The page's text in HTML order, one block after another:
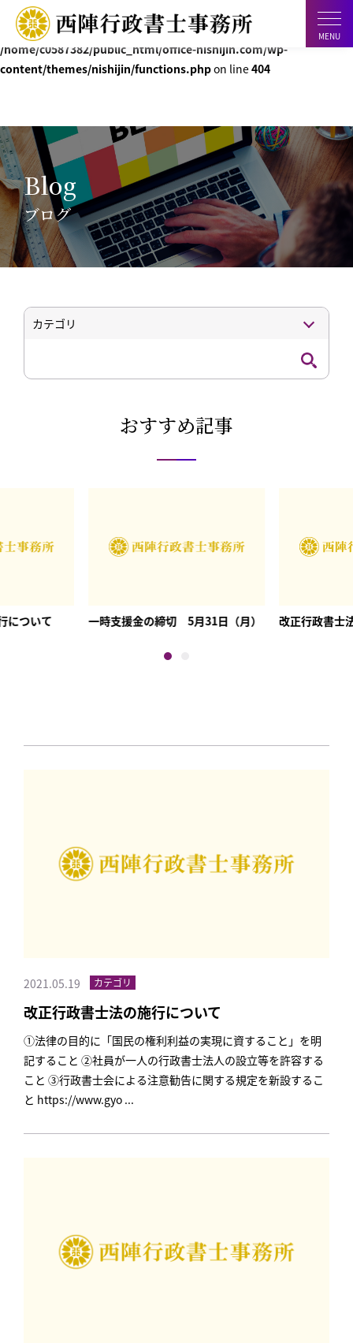
Warning: Undefined variable $html in
/home/c0587382/public_html/office-nishijin.com/wp-
content/themes/nishijin/functions.phpon line404
MENU
Blog
ブログ
おすすめ記事
について 一時支援金の締切 5月31日（月） 改正行政書士
2021.05.19 カテゴリ
改正行政書士法の施行について
①法律の目的に「国民の権利利益の実現に資すること」を明
記すること ②社員が一人の行政書士法人の設立等を許容する
こと ③行政書士会による注意勧告に関する規定を新設するこ
と https://www.gyo ...